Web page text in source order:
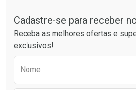
Cadastre-se para receber
Receba as melhores ofertas e
exclusivos!
Nome